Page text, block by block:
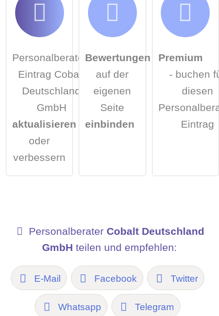
Personalberater-
Eintrag Cobalt
Deutschland
GmbH
aktualisieren
oder
verbessern
Bewertungen
auf der
eigenen
Seite
einbinden
Premium
- buchen
diesen
Eintrag
Personalberater Cobalt Deutschland
GmbH teilen und empfehlen:
E-Mail Facebook Twitter
Whatsapp Telegram